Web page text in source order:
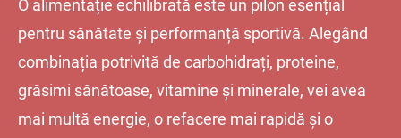
O alimentație echilibrată este un pilon esențial
pentru sănătate și performanță sportivă. Alegând
combinația potrivită de carbohidrați, proteine,
grăsimi sănătoase, vitamine și minerale, vei avea
mai multă energie, o refacere mai rapidă și o